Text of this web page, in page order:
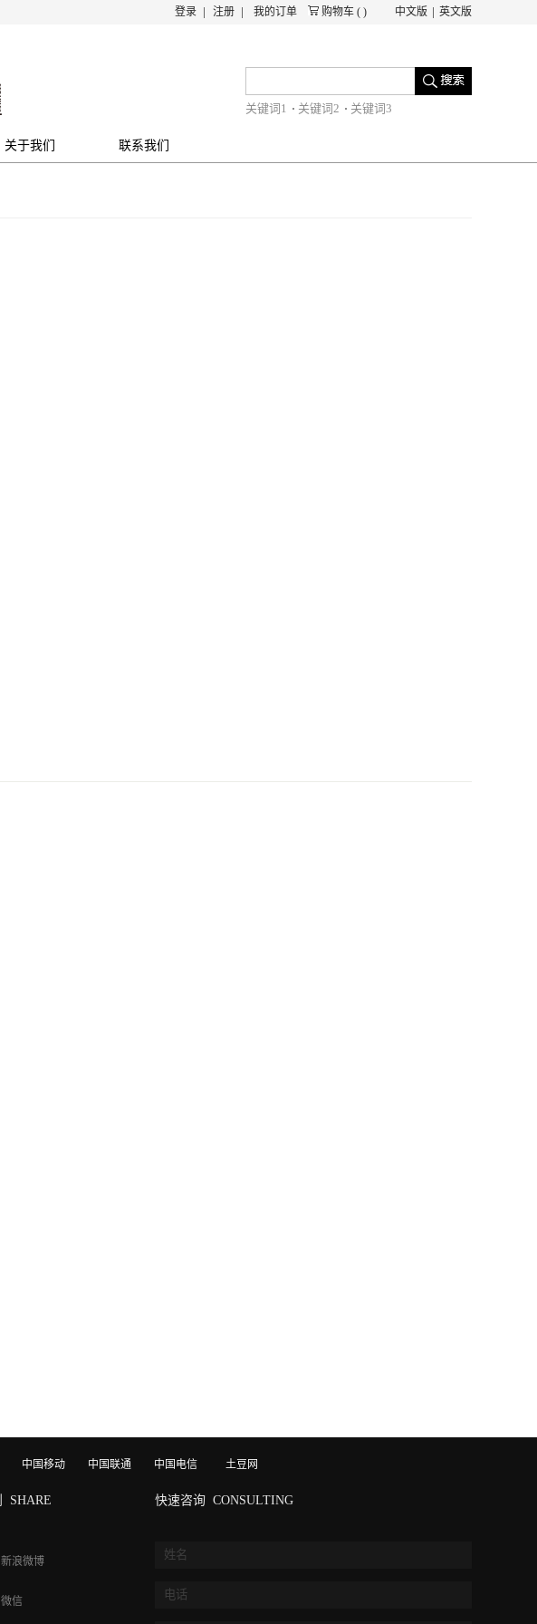
中文版 英文版
购物车 ( )
我的订单
登录 注册
关键词1 关键词2 关键词3
关于我们 联系我们
中国移动 中国联通 中国电信 土豆网
SHARE
新浪微博
微信
快速咨询 CONSULTING